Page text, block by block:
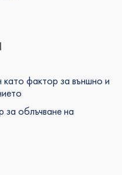
като фактор за външно и
за облъчване на